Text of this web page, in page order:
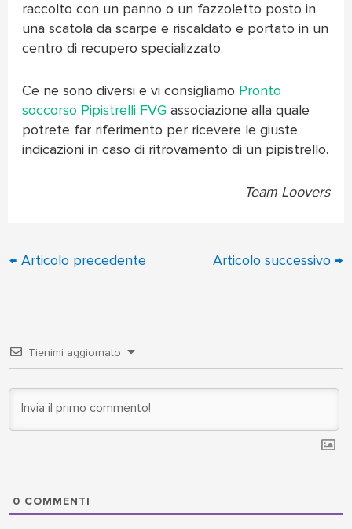
raccolto con un panno o un fazzoletto posto in
una scatola da scarpe e riscaldato e portato in un
centro di recupero specializzato.
Ce ne sono diversi e vi consigliamo Pronto
soccorso Pipistrelli FVGassociazione alla quale
potrete far riferimento per ricevere le giuste
indicazioni in caso di ritrovamento di un pipistrello.
Team Loovers
←Articolo precedente Articolo successivo→
Tienimi aggiornato
0 COMMENTI